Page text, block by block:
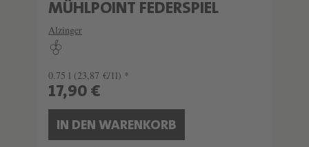
MÜHLPOINT FEDERSPIEL
Alzinger
0.75 l (23,87 €/1l) *
17,90 €
IN DEN WARENKORB